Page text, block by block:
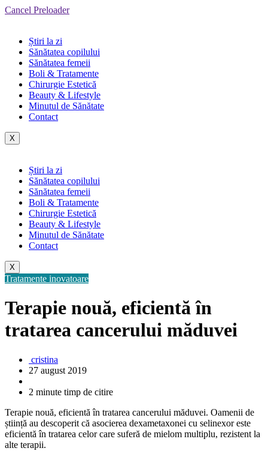
Cancel Preloader
Știri la zi
Sănătatea copilului
Sănătatea femeii
Boli & Tratamente
Chirurgie Estetică
Beauty & Lifestyle
Minutul de Sănătate
Contact
X
Știri la zi
Sănătatea copilului
Sănătatea femeii
Boli & Tratamente
Chirurgie Estetică
Beauty & Lifestyle
Minutul de Sănătate
Contact
X
Tratamente inovatoare
Terapie nouă, eficientă în
tratarea cancerului măduvei
cristina
27 august 2019
2 minute timp de citire
Terapie nouă, eficientă în tratarea cancerului măduvei. Oamenii de
știință au descoperit că asocierea dexametaxonei cu selinexor este
eficientă în tratarea celor care suferă de mielom multiplu, rezistent la
alte terapii.